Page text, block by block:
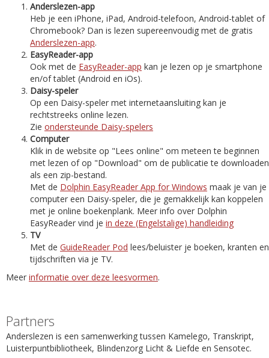
Anderslezen-app
Heb je een iPhone, iPad, Android-telefoon, Android-tablet of
Chromebook? Dan is lezen supereenvoudig met de gratis
Anderslezen-app.
EasyReader-app
Ook met de EasyReader-app kan je lezen op je smartphone
en/of tablet (Android en iOs).
Daisy-speler
Op een Daisy-speler met internetaansluiting kan je
rechtstreeks online lezen.
Zie ondersteunde Daisy-spelers
Computer
Klik in de website op "Lees online" om meteen te beginnen
met lezen of op "Download" om de publicatie te downloaden
als een zip-bestand.
Met de Dolphin EasyReader App for Windows maak je van je
computer een Daisy-speler, die je gemakkelijk kan koppelen
met je online boekenplank. Meer info over Dolphin
EasyReader vind je in deze (Engelstalige) handleiding
TV
Met de GuideReader Pod lees/beluister je boeken, kranten en
tijdschriften via je TV.
Meer informatie over deze leesvormen.
Partners
Anderslezen is een samenwerking tussen Kamelego, Transkript,
Luisterpuntbibliotheek, Blindenzorg Licht & Liefde en Sensotec.